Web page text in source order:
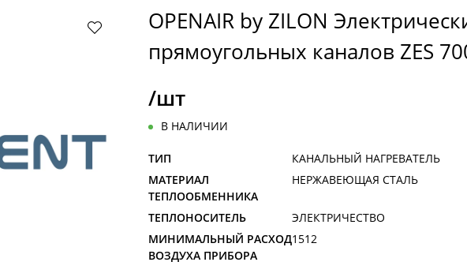
OPENAIR by ZILON
прямоугольных каналов ZES
/шт
В НАЛИЧИИ
ТИП
КАНАЛЬНЫЙ НАГРЕВАТЕЛЬ
МАТЕРИАЛ
ТЕПЛООБМЕННИКА
НЕРЖАВЕЮЩАЯ СТАЛЬ
ТЕПЛОНОСИТЕЛЬ
ЭЛЕКТРИЧЕСТВО
МИНИМАЛЬНЫЙ РАСХОД
ВОЗДУХА ПРИБОРА
1512